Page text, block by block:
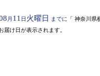
月 11 日 火曜日 までに 「 神奈川県
け日が表示されます。